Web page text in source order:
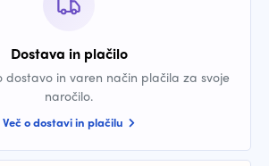
Dostava in plačilo
dostavo in varen način plačila za svoje
naročilo.
Več o dostavi in plačilu